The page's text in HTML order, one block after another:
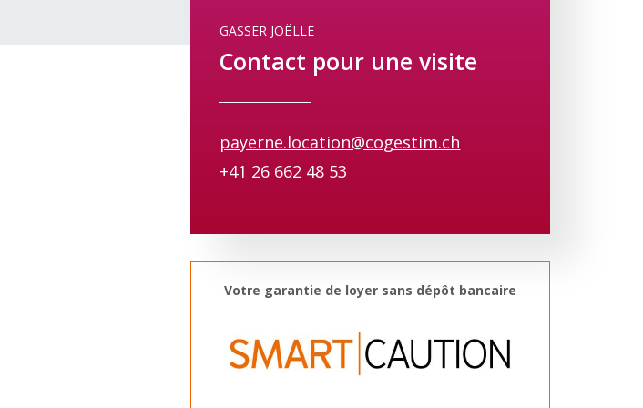
GASSER JOËLLE
Contact pour une visite
payerne.location@cogestim.ch
+41 26 662 48 53
Votre garantie de loyer sans dépôt bancaire